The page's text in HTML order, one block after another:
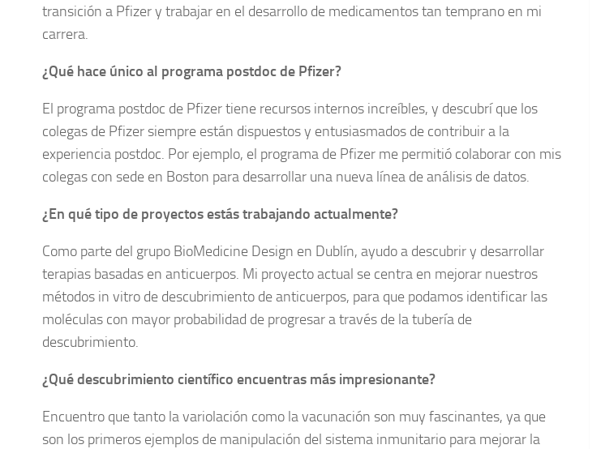
transición a Pfizer y trabajar en el desarrollo de medicamentos tan temprano en mi
carrera.
¿Qué hace único al programa postdoc de Pfizer?
El programa postdoc de Pfizer tiene recursos internos increíbles, y descubrí que los
colegas de Pfizer siempre están dispuestos y entusiasmados de contribuir a la
experiencia postdoc. Por ejemplo, el programa de Pfizer me permitió colaborar con mis
colegas con sede en Boston para desarrollar una nueva línea de análisis de datos.
¿En qué tipo de proyectos estás trabajando actualmente?
Como parte del grupo BioMedicine Design en Dublín, ayudo a descubrir y desarrollar
terapias basadas en anticuerpos. Mi proyecto actual se centra en mejorar nuestros
métodos in vitro de descubrimiento de anticuerpos, para que podamos identificar las
moléculas con mayor probabilidad de progresar a través de la tubería de
descubrimiento.
¿Qué descubrimiento científico encuentras más impresionante?
Encuentro que tanto la variolación como la vacunación son muy fascinantes, ya que
son los primeros ejemplos de manipulación del sistema inmunitario para mejorar la